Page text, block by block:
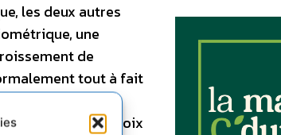
les deux autres
une
de
tout à fait
et de
de ces choix